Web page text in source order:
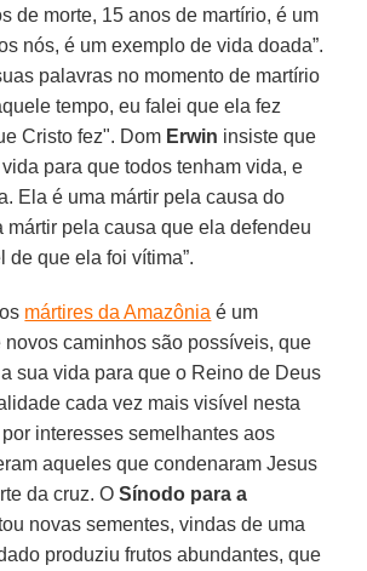
de morte, 15 anos de martírio, é um
nós, é um exemplo de vida doada”.
palavras no momento de martírio
tempo, eu falei que ela fez
Cristo fez". Dom Erwin insiste que
para que todos tenham vida, e
Ela é uma mártir pela causa do
mártir pela causa que ela defendeu
de que ela foi vítima”.
mártires da Amazônia é um
novos caminhos são possíveis, que
sua vida para que o Reino de Deus
cada vez mais visível nesta
interesses semelhantes aos
aqueles que condenaram Jesus
da cruz. O Sínodo para a
novas sementes, vindas de uma
produziu frutos abundantes, que